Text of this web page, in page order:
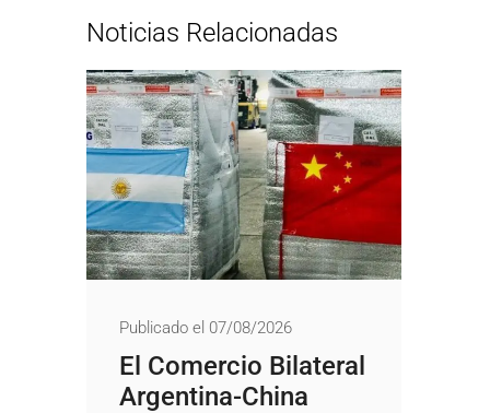
Noticias Relacionadas
Publicado el 07/08/2026
El Comercio Bilateral
Argentina-China